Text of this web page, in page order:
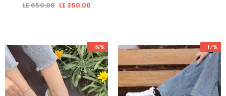
LE 650.00 LE 350.00
-19% -17%